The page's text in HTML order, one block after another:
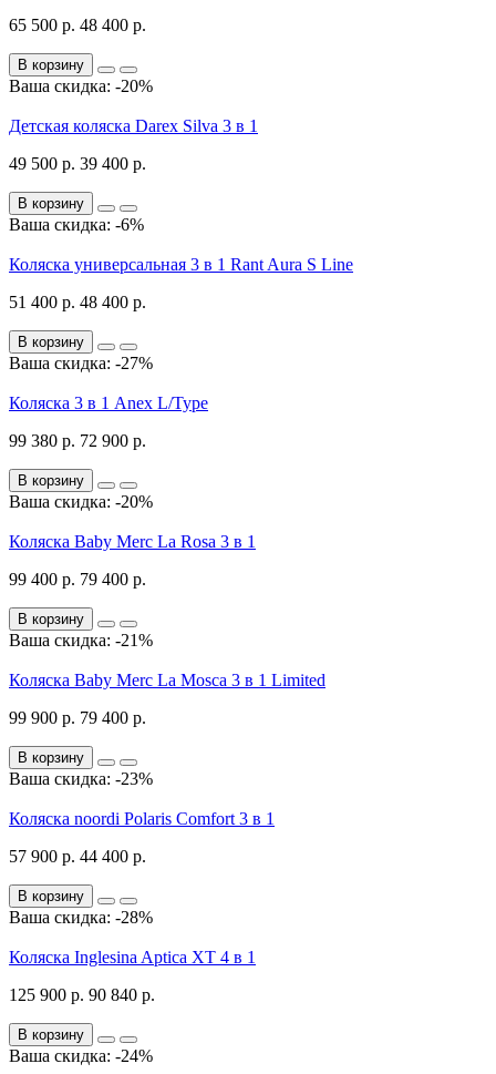
65 500 р. 48 400 р.
В корзину
Ваша скидка: -20%
Детская коляска Darex Silva 3 в 1
49 500 р. 39 400 р.
В корзину
Ваша скидка: -6%
Коляска универсальная 3 в 1 Rant Aura S Line
51 400 р. 48 400 р.
В корзину
Ваша скидка: -27%
Коляска 3 в 1 Anex L/Type
99 380 р. 72 900 р.
В корзину
Ваша скидка: -20%
Коляска Baby Merc La Rosa 3 в 1
99 400 р. 79 400 р.
В корзину
Ваша скидка: -21%
Коляска Baby Merc La Mosca 3 в 1 Limited
99 900 р. 79 400 р.
В корзину
Ваша скидка: -23%
Коляска noordi Polaris Comfort 3 в 1
57 900 р. 44 400 р.
В корзину
Ваша скидка: -28%
Коляска Inglesina Aptica XT 4 в 1
125 900 р. 90 840 р.
В корзину
Ваша скидка: -24%